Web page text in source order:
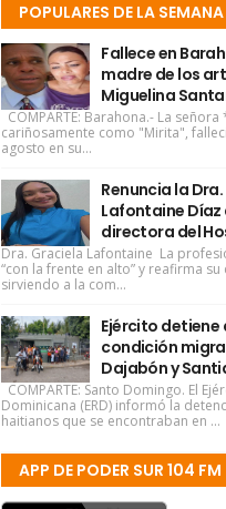
POPULARES DE LA SEMANA
Fallece en
madre de los
Miguelina
COMPARTE: Barahona.- La
cariñosamente como "Mirita",
agosto en su...
Renuncia la
Lafontaine
directora del
Dra. Graciela Lafontaine La
“con la frente en alto” y reafirma
sirviendo a la com...
Ejército detiene
condición
Dajabón y
COMPARTE: Santo Domingo. El
Dominicana (ERD) informó la
haitianos que se encontraban en ...
APP DE PODER SUR 104 FM